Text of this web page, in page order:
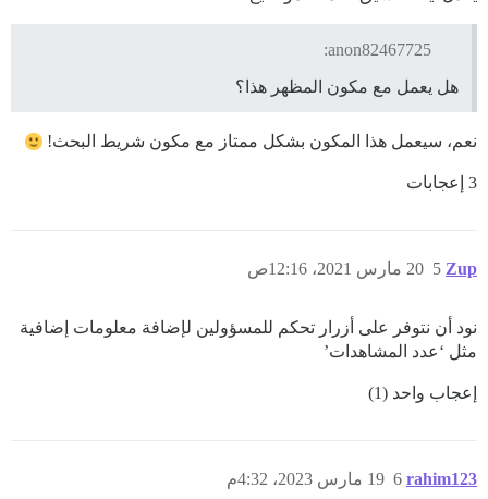
anon82467725:
هل يعمل مع مكون المظهر هذا؟
نعم، سيعمل هذا المكون بشكل ممتاز مع مكون شريط البحث!
3 إعجابات
Zup 20 مارس 2021، 12:16ص 5
نود أن نتوفر على أزرار تحكم للمسؤولين لإضافة معلومات إضافية
مثل ‘عدد المشاهدات’
إعجاب واحد (1)
rahim123 19 مارس 2023، 4:32م 6